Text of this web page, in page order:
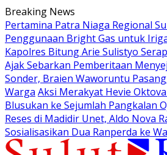
Langsung
ke
konten
Breaking News
Pertamina Patra Niaga Regional
Penggunaan Bright Gas untuk
Kapolres Bitung Arie Sulistyo
Ajak Sebarkan Pemberitaan
Sonder, Braien Waworuntu
Warga Aksi Merakyat Hevie
Blusukan ke Sejumlah Pangkalan
Reses di Madidir Unet, Aldo Nova
Sosialisasikan Dua Ranperda ke